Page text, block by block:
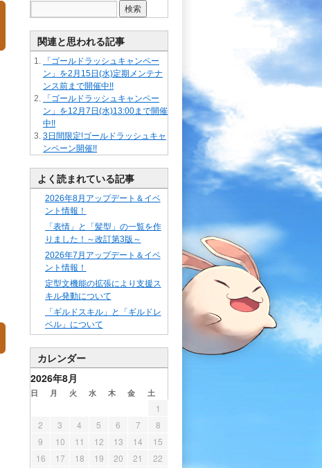
関連と思われる記事
「ゴールドラッシュキャンペー
ン」を2月15日(水)定期メンテナ
ンス前まで開催中!!
「ゴールドラッシュキャンペー
ン」を12月7日(水)13:00まで開催
中!!
3日間限定!ゴールドラッシュキャ
ンペーン開催!!
よく読まれている記事
2026年8月アップデート＆イベ
ント情報！
「表情」と「髪型」の一覧を作
りました！～改訂第3版～
2026年7月アップデート＆イベ
ント情報！
定型文機能の拡張により支援ス
キル発動について
「ギルドスキル」と「ギルドレ
ベル」について
カレンダー
2026年8月
日 月 火 水 木 金 土
1
2
3 4 5 6 7
8
9
10 11 12 13 14
15
16
17 18 19 20 21
22